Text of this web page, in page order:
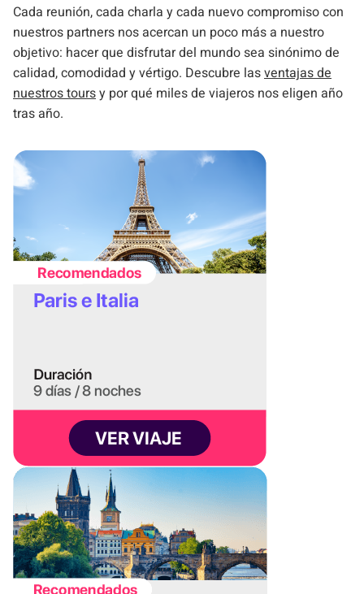
Cada reunión, cada charla y cada nuevo compromiso con
nuestros partners nos acercan un poco más a nuestro
objetivo: hacer que disfrutar del mundo sea sinónimo de
calidad, comodidad y vértigo. Descubre lasventajas de
nuestros toursy por qué miles de viajeros nos eligen año
tras año.